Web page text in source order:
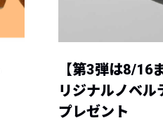
【第3弾は8/16
リジナルノベル
プレゼント